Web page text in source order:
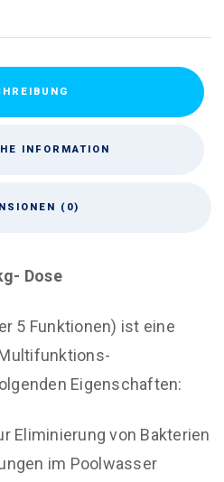
INFORMATION
(0)
Dose
5 Funktionen) ist eine
Eigenschaften:
Eliminierung von Bakterien
im Poolwasser